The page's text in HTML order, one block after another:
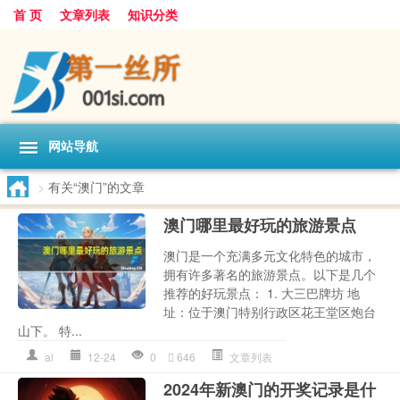
首 页 文章列表 知识分类
网站导航
> 有关“澳门”的文章
澳门哪里最好玩的旅游景点
澳门是一个充满多元文化特色的城市，
拥有许多著名的旅游景点。以下是几个
推荐的好玩景点： 1. 大三巴牌坊 地
址：位于澳门特别行政区花王堂区炮台
山下。 特...
al 12-24 0 646 文章列表
2024年新澳门的开奖记录是什